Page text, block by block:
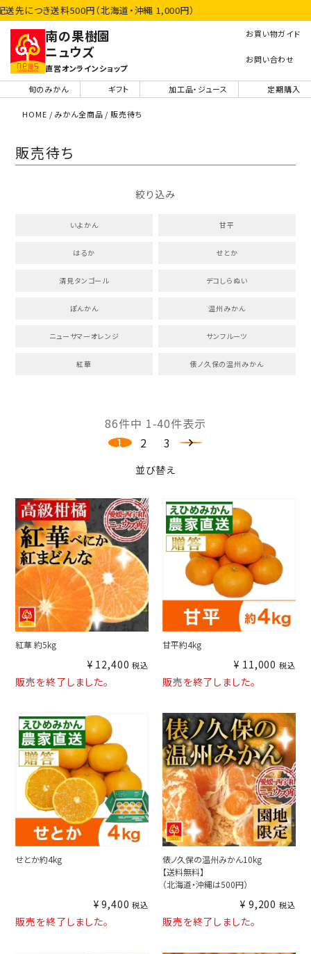
送料500円（北海道・沖縄 1,000円）
南の果樹園
ニュウズ
直営オンラインショップ
旬のみかん
ギフト 加工品・ジュース 定期購入
お買い物ガイド
お問い合わせ
HOME みかん全商品 販売待ち
販売待ち
絞り込み
いよかん 甘平
はるか せとか
清見タンゴール デコしらぬい
ぽんかん 温州みかん
ニューサマーオレンジ サンフルーツ
紅華 俵ノ久保の温州みかん
並び替え
86件中 1-40件表示
1
2 3
紅華 約5kg
¥ 12,400 税込
販売を終了しました。
甘平約4kg
¥ 11,000 税込
販売を終了しました。
せとか約4kg
¥ 9,400 税込
販売を終了しました。
俵ノ久保の温州みかん10kg
【送料無料】
（北海道・沖縄は500円）
¥ 9,200 税込
販売を終了しました。